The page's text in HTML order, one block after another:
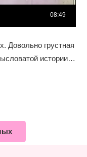
Довольно грустная
истории…